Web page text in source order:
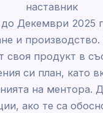
наставник
Декември 2025
и
своя продукт в
си план, като
на ментора.
ако те са